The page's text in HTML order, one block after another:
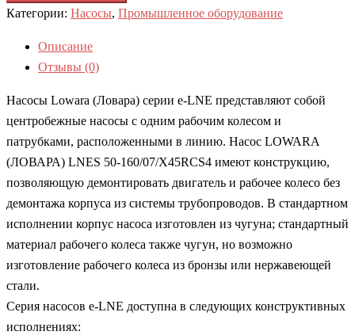
Категории: Насосы, Промышленное оборудование
Описание
Отзывы (0)
Насосы Lowara (Ловара) серии e-LNE представляют собой
центробежные насосы с одним рабочим колесом и
патрубками, расположенными в линию. Насос LOWARA
(ЛОВАРА) LNES 50-160/07/X45RCS4 имеют конструкцию,
позволяющую демонтировать двигатель и рабочее колесо без
демонтажа корпуса из системы трубопроводов. В стандартном
исполнении корпус насоса изготовлен из чугуна; стандартный
материал рабочего колеса также чугун, но возможно
изготовление рабочего колеса из бронзы или нержавеющей
стали.
Серия насосов e-LNE доступна в следующих конструктивных
исполнениях: